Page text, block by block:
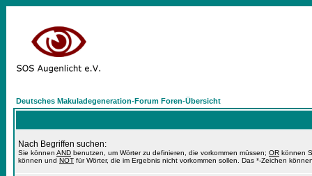
Deutsches Makuladegeneration-Forum Foren-Übersicht
Nach Begriffen suchen:
Sie können AND benutzen, um Wörter zu definieren, die vorkommen müssen; OR können
können und NOT für Wörter, die im Ergebnis nicht vorkommen sollen. Das *-Zeichen